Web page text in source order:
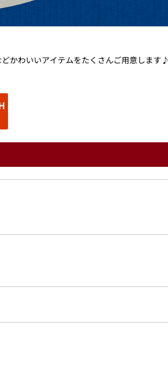
かわいいアイテムをたくさんご用意します♪